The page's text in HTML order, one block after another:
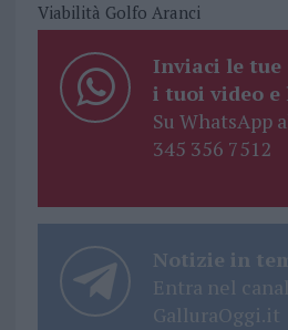
Viabilità Golfo Aranci
Inviaci le tue
i tuoi video e
Su WhatsApp
345 356 7512
Notizie in
Entra nel
GalluraOggi.it